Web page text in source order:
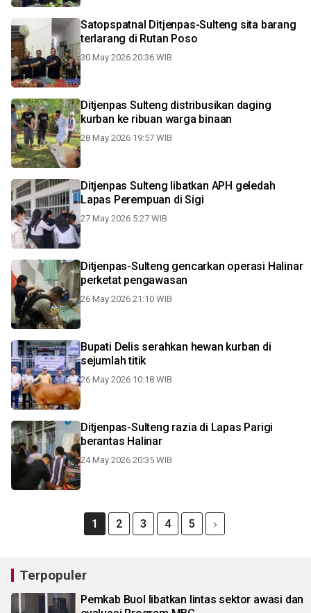
Satopspatnal Ditjenpas-Sulteng sita barang
terlarang di Rutan Poso
30 May 2026 20:36 WIB
Ditjenpas Sulteng distribusikan daging
kurban ke ribuan warga binaan
28 May 2026 19:57 WIB
Ditjenpas Sulteng libatkan APH geledah
Lapas Perempuan di Sigi
27 May 2026 5:27 WIB
Ditjenpas-Sulteng gencarkan operasi Halinar
perketat pengawasan
26 May 2026 21:10 WIB
Bupati Delis serahkan hewan kurban di
sejumlah titik
26 May 2026 10:18 WIB
Ditjenpas-Sulteng razia di Lapas Parigi
berantas Halinar
24 May 2026 20:35 WIB
1 2 3 4 5
Terpopuler
Pemkab Buol libatkan lintas sektor awasi dan